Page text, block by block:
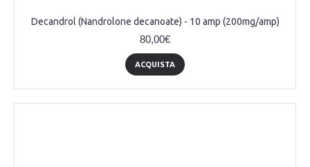
Decandrol (Nandrolone decanoatе) - 10 amp (200mg/amp)
80,00€
ACQUISTA